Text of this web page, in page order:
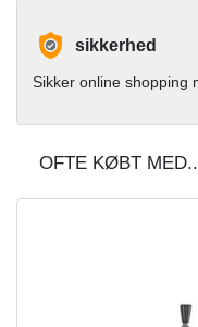
sikkerhed
Sikker online shopping
OFTE KØBT